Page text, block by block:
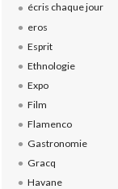
écris chaque jour
eros
Esprit
Ethnologie
Expo
Film
Flamenco
Gastronomie
Gracq
Havane